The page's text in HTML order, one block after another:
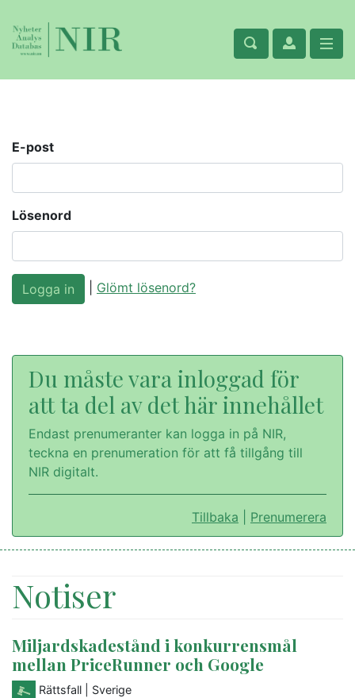
E-post
Lösenord
Glömt lösenord?
Du måste vara inloggad för
att ta del av det här innehållet
Endast prenumeranter kan logga in på NIR,
teckna en prenumeration för att få tillgång till
NIR digitalt.
Tillbaka Prenumerera
Notiser
Miljardskadestånd i konkurrensmål
mellan PriceRunner och Google
Rättsfall | Sverige